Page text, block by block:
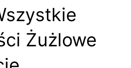
Żużlowe